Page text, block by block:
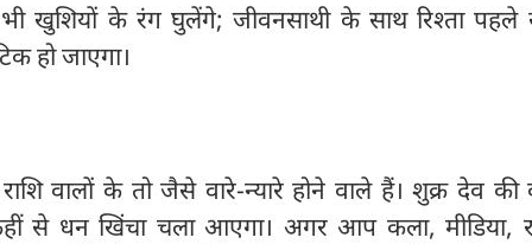
खुशियों के रंग घुलेंगे; जीवनसाथी के साथ रिश्ता पहले
हो जाएगा।
वालों के तो जैसे वारे-न्यारे होने वाले हैं। शुक्र देव
से धन खिंचा चला आएगा। अगर आप कला, मीडिया,